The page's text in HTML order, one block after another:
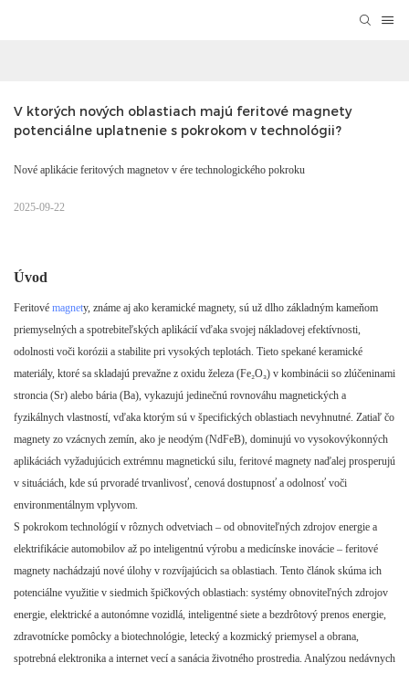
V ktorých nových oblastiach majú feritové magnety
potenciálne uplatnenie s pokrokom v technológii?
Nové aplikácie feritových magnetov v ére technologického pokroku
2025-09-22
Úvod
Feritové magnety, známe aj ako keramické magnety, sú už dlho základným kameňom
priemyselných a spotrebiteľských aplikácií vďaka svojej nákladovej efektívnosti,
odolnosti voči korózii a stabilite pri vysokých teplotách. Tieto spekané keramické
materiály, ktoré sa skladajú prevažne z oxidu železa (Fe₂O₃) v kombinácii so zlúčeninami
stroncia (Sr) alebo bária (Ba), vykazujú jedinečnú rovnováhu magnetických a
fyzikálnych vlastností, vďaka ktorým sú v špecifických oblastiach nevyhnutné. Zatiaľ čo
magnety zo vzácnych zemín, ako je neodým (NdFeB), dominujú vo vysokovýkonných
aplikáciách vyžadujúcich extrémnu magnetickú silu, feritové magnety naďalej prosperujú
v situáciách, kde sú prvoradé trvanlivosť, cenová dostupnosť a odolnosť voči
environmentálnym vplyvom.
S pokrokom technológií v rôznych odvetviach – od obnoviteľných zdrojov energie a
elektrifikácie automobilov až po inteligentnú výrobu a medicínske inovácie – feritové
magnety nachádzajú nové úlohy v rozvíjajúcich sa oblastiach. Tento článok skúma ich
potenciálne využitie v siedmich špičkových oblastiach: systémy obnoviteľných zdrojov
energie, elektrické a autonómne vozidlá, inteligentné siete a bezdrôtový prenos energie,
zdravotnícke pomôcky a biotechnológie, letecký a kozmický priemysel a obrana,
spotrebná elektronika a internet vecí a sanácia životného prostredia. Analýzou nedávnych